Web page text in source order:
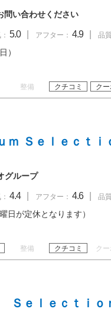
問い合わせください
5.0 アフター： 4.9 品
）
整備 クチコミ ク
ｍ Ｓｅｌｅｃｔ
グループ
4.4 アフター： 4.6 品
日が定休となります）
整備 クチコミ ク
Ｓｅｌｅｃｔｉ